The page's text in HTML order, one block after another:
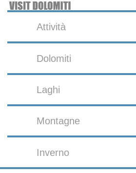
Attività
Dolomiti
Laghi
Montagne
Inverno